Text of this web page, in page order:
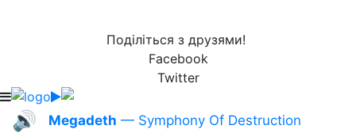
Поділіться з друзями!
Facebook
Twitter
🔊 Megadeth — Symphony Of Destruction